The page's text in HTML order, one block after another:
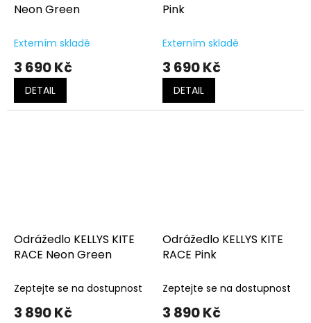
Neon Green
Externím skladě
3 690 Kč
DETAIL
Pink
Externím skladě
3 690 Kč
DETAIL
Odrážedlo KELLYS KITE
RACE Neon Green
Zeptejte se na dostupnost
3 890 Kč
Odrážedlo KELLYS KITE
RACE Pink
Zeptejte se na dostupnost
3 890 Kč